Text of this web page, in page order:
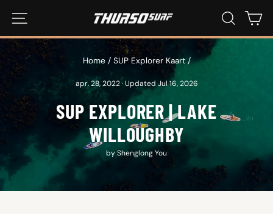
naar
inhoud
ZOEKEN
Home / SUP Explorer Kaart /
apr. 28, 2022·Updated Jul 16, 2026
SUP EXPLORER | LAKE
WILLOUGHBY
by Shenglong You